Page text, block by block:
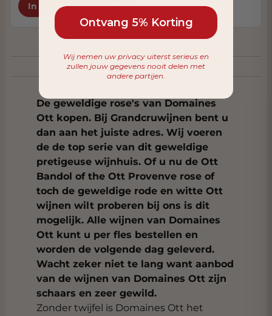
In Winkelwagen
De geweldige rose's van Domaines
Ott kopen. Bij Grandcruwijnen bent u
dan aan het juiste adres. Wij voeren
de de top serie van dit geweldige
pretigeuse wijnhuis. Of u nu de Ott
Bandol of the Ott Provenve rose of
toch de geweldige rode en witte Ott
wijnen wilt proberen bij ons is dit
mogelijk. Alle wijnen van Domaines
Ott kunt u per fles bestellen en
worden de volgende dag geleverd.
Wacht zeker niet te lang want aanbod
van de wijnen van Domaines Ott zijn
schaars en zeer gewild.
Zonder twijfel is Domaines Ott het
Ontvang 5% Korting
Wij nemen uw privacy uiterst serieus en
zullen jouw gegevens nooit delen met
andere partijen.